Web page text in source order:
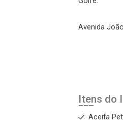
Avenida
Itens do
Aceita Pet